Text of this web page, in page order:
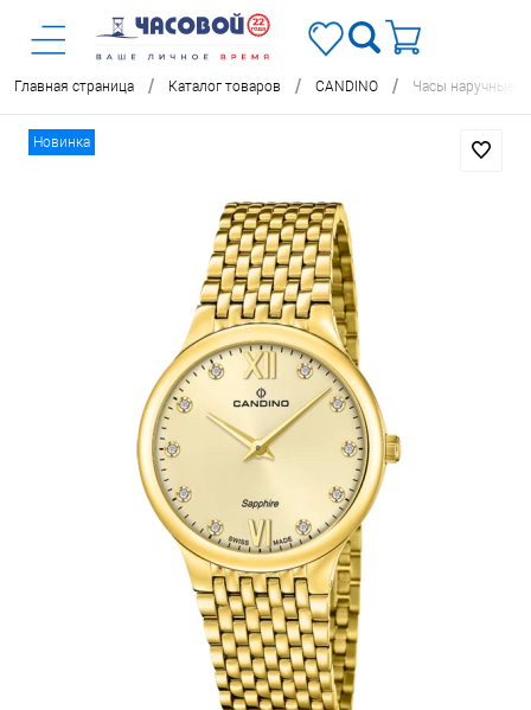
Главная страница / Каталог товаров / CANDINO / Часы наручные
Новинка